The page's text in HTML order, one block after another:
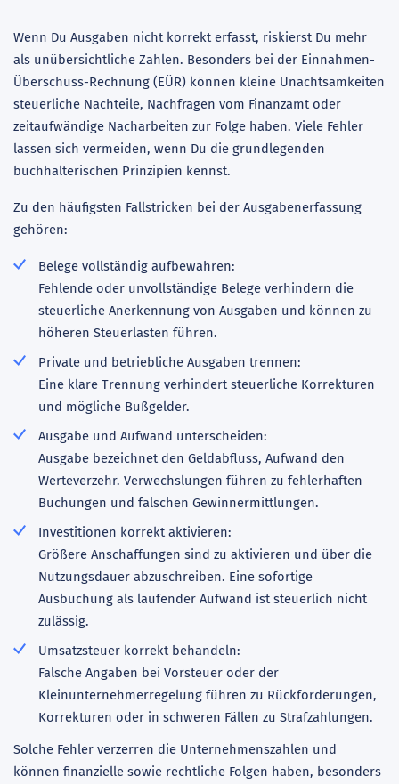
Wenn Du Ausgaben nicht korrekt erfasst, riskierst Du mehr
als unübersichtliche Zahlen. Besonders bei der Einnahmen-
Überschuss-Rechnung (EÜR) können kleine Unachtsamkeiten
steuerliche Nachteile, Nachfragen vom Finanzamt oder
zeitaufwändige Nacharbeiten zur Folge haben. Viele Fehler
lassen sich vermeiden, wenn Du die grundlegenden
buchhalterischen Prinzipien kennst.
Zu den häufigsten Fallstricken bei der Ausgabenerfassung
gehören:
Belege vollständig aufbewahren:
Fehlende oder unvollständige Belege verhindern die
steuerliche Anerkennung von Ausgaben und können zu
höheren Steuerlasten führen.
Private und betriebliche Ausgaben trennen:
Eine klare Trennung verhindert steuerliche Korrekturen
und mögliche Bußgelder.
Ausgabe und Aufwand unterscheiden:
Ausgabe bezeichnet den Geldabfluss, Aufwand den
Werteverzehr. Verwechslungen führen zu fehlerhaften
Buchungen und falschen Gewinnermittlungen.
Investitionen korrekt aktivieren:
Größere Anschaffungen sind zu aktivieren und über die
Nutzungsdauer abzuschreiben. Eine sofortige
Ausbuchung als laufender Aufwand ist steuerlich nicht
zulässig.
Umsatzsteuer korrekt behandeln:
Falsche Angaben bei Vorsteuer oder der
Kleinunternehmerregelung führen zu Rückforderungen,
Korrekturen oder in schweren Fällen zu Strafzahlungen.
Solche Fehler verzerren die Unternehmenszahlen und
können finanzielle sowie rechtliche Folgen haben, besonders